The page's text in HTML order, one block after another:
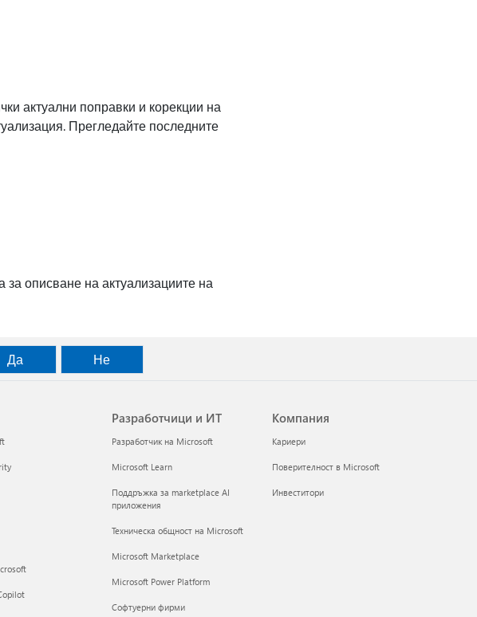
актуални поправки и корекции на
Прегледайте последните
за описване на актуализациите на
Да Не
Разработчици и ИТ
Разработчик на Microsoft
Microsoft Learn
Поддръжка за marketplace AI
приложения
Техническа общност на Microsoft
Microsoft Marketplace
Microsoft Power Platform
Софтуерни фирми
Компания
Кариери
Поверителност в Microsoft
Инвеститори